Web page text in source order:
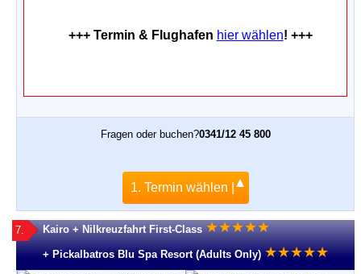
+++ Termin & Flughafen hier wählen! +++
Fragen oder buchen?0341/12 45 800
1. Termin wählen |
7. Kairo + Nilkreuzfahrt First-Class ★★★★★
+ Pickalbatros Blu Spa Resort (Adults Only) ★★★★★